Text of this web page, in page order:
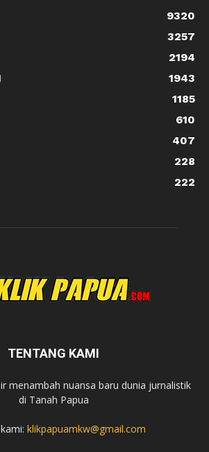
9320
3257
2194
1943
1185
610
407
228
222
TENTANG KAMI
menambah nuansa baru dunia jurnalistik
di Tanah Papua
klikpapuamkw@gmail.com